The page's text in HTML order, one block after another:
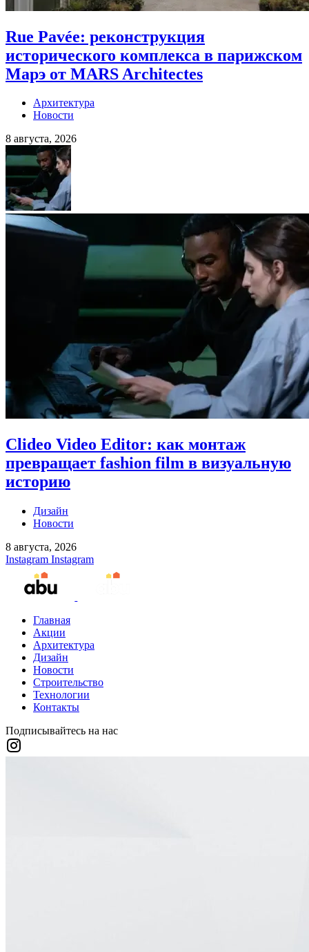
Rue Pavée: реконструкция
исторического комплекса в парижском
Марэ от MARS Architectes
Архитектура
Новости
8 августа, 2026
Clideo Video Editor: как монтаж
превращает fashion film в визуальную
историю
Дизайн
Новости
8 августа, 2026
Instagram Instagram
Главная
Акции
Архитектура
Дизайн
Новости
Строительство
Технологии
Контакты
Подписывайтесь на нас